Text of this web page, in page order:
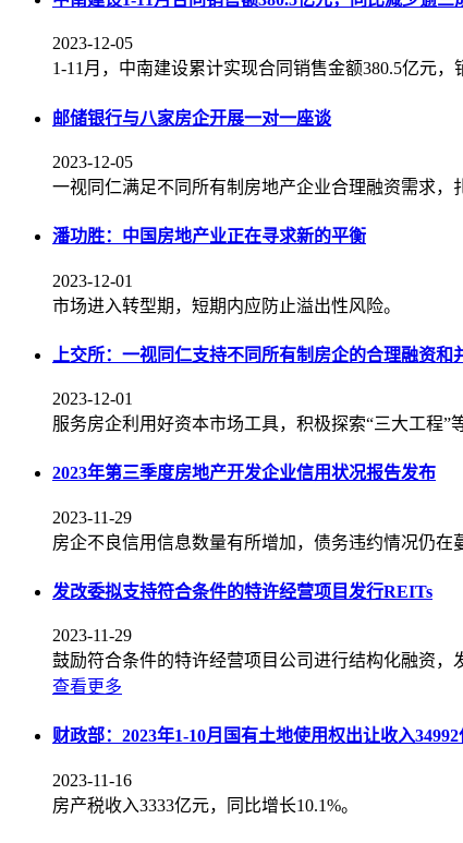
2023-12-05
1-11月，中南建设累计实现合同销售金额380.5亿元，
邮储银行与八家房企开展一对一座谈
2023-12-05
一视同仁满足不同所有制房地产企业合理融资需求
潘功胜：中国房地产业正在寻求新的平衡
2023-12-01
市场进入转型期，短期内应防止溢出性风险。
上交所：一视同仁支持不同所有制房企的合理融资和
2023-12-01
服务房企利用好资本市场工具，积极探索“三大工程”
2023年第三季度房地产开发企业信用状况报告发布
2023-11-29
房企不良信用信息数量有所增加，债务违约情况仍在
发改委拟支持符合条件的特许经营项目发行REITs
2023-11-29
鼓励符合条件的特许经营项目公司进行结构化融资，
查看更多
财政部：2023年1-10月国有土地使用权出让收入
2023-11-16
房产税收入3333亿元，同比增长10.1%。